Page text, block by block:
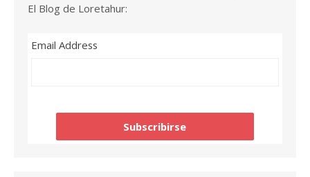
El Blog de Loretahur:
Email Address